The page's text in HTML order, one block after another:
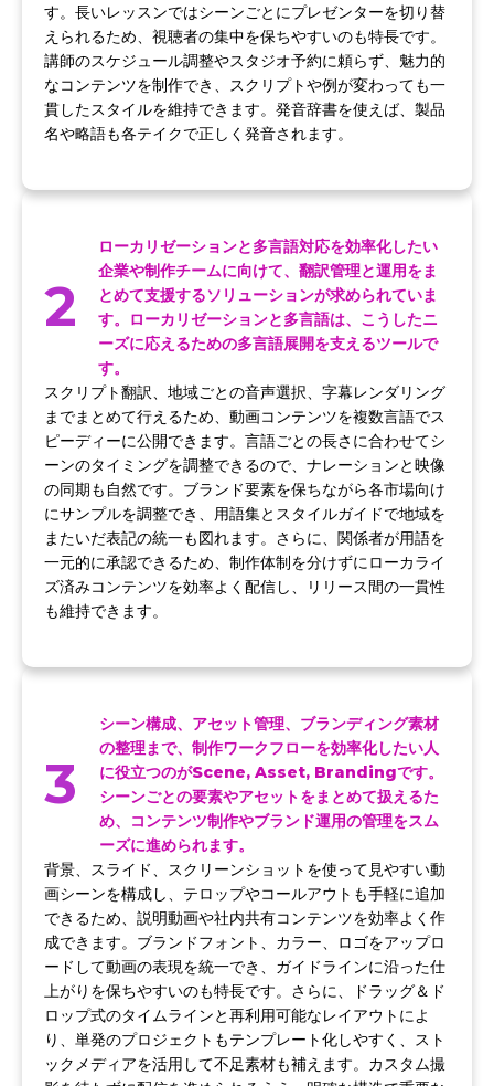
す。長いレッスンではシーンごとにプレゼンターを切り替
えられるため、視聴者の集中を保ちやすいのも特長です。
講師のスケジュール調整やスタジオ予約に頼らず、魅力的
なコンテンツを制作でき、スクリプトや例が変わっても一
貫したスタイルを維持できます。発音辞書を使えば、製品
名や略語も各テイクで正しく発音されます。
2
ローカリゼーションと多言語対応を効率化したい
企業や制作チームに向けて、翻訳管理と運用をま
とめて支援するソリューションが求められていま
す。ローカリゼーションと多言語は、こうしたニ
ーズに応えるための多言語展開を支えるツールで
す。
スクリプト翻訳、地域ごとの音声選択、字幕レンダリング
までまとめて行えるため、動画コンテンツを複数言語でス
ピーディーに公開できます。言語ごとの長さに合わせてシ
ーンのタイミングを調整できるので、ナレーションと映像
の同期も自然です。ブランド要素を保ちながら各市場向け
にサンプルを調整でき、用語集とスタイルガイドで地域を
またいだ表記の統一も図れます。さらに、関係者が用語を
一元的に承認できるため、制作体制を分けずにローカライ
ズ済みコンテンツを効率よく配信し、リリース間の一貫性
も維持できます。
3
シーン構成、アセット管理、ブランディング素材
の整理まで、制作ワークフローを効率化したい人
に役立つのがScene, Asset, Brandingです。
シーンごとの要素やアセットをまとめて扱えるた
め、コンテンツ制作やブランド運用の管理をスム
ーズに進められます。
背景、スライド、スクリーンショットを使って見やすい動
画シーンを構成し、テロップやコールアウトも手軽に追加
できるため、説明動画や社内共有コンテンツを効率よく作
成できます。ブランドフォント、カラー、ロゴをアップロ
ードして動画の表現を統一でき、ガイドラインに沿った仕
上がりを保ちやすいのも特長です。さらに、ドラッグ＆ド
ロップ式のタイムラインと再利用可能なレイアウトによ
り、単発のプロジェクトもテンプレート化しやすく、スト
ックメディアを活用して不足素材も補えます。カスタム撮